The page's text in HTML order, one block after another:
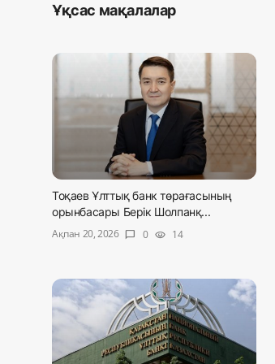
Ұқсас мақалалар
Тоқаев Ұлттық банк төрағасының
орынбасары Берік Шолпанқ...
Ақпан 20, 2026 chat_bubble 0 visibility 14